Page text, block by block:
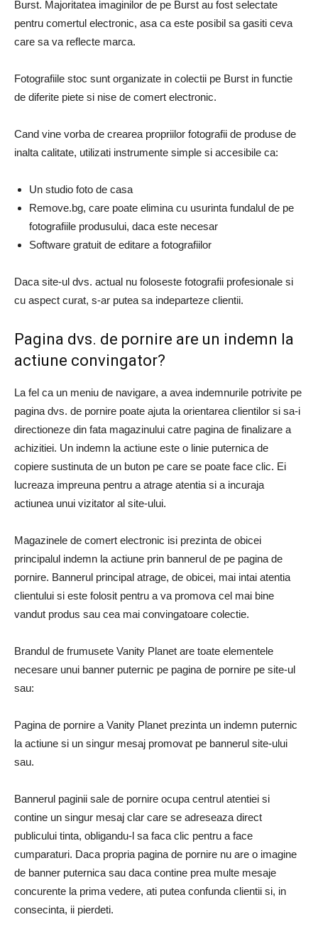
Burst. Majoritatea imaginilor de pe Burst au fost selectate
pentru comertul electronic, asa ca este posibil sa gasiti ceva
care sa va reflecte marca.
Fotografiile stoc sunt organizate in colectii pe Burst in functie
de diferite piete si nise de comert electronic.
Cand vine vorba de crearea propriilor fotografii de produse de
inalta calitate, utilizati instrumente simple si accesibile ca:
Un studio foto de casa
Remove.bg, care poate elimina cu usurinta fundalul de pe
fotografiile produsului, daca este necesar
Software gratuit de editare a fotografiilor
Daca site-ul dvs. actual nu foloseste fotografii profesionale si
cu aspect curat, s-ar putea sa indeparteze clientii.
Pagina dvs. de pornire are un indemn la
actiune convingator?
La fel ca un meniu de navigare, a avea indemnurile potrivite pe
pagina dvs. de pornire poate ajuta la orientarea clientilor si sa-i
directioneze din fata magazinului catre pagina de finalizare a
achizitiei. Un indemn la actiune este o linie puternica de
copiere sustinuta de un buton pe care se poate face clic. Ei
lucreaza impreuna pentru a atrage atentia si a incuraja
actiunea unui vizitator al site-ului.
Magazinele de comert electronic isi prezinta de obicei
principalul indemn la actiune prin bannerul de pe pagina de
pornire. Bannerul principal atrage, de obicei, mai intai atentia
clientului si este folosit pentru a va promova cel mai bine
vandut produs sau cea mai convingatoare colectie.
Brandul de frumusete Vanity Planet are toate elementele
necesare unui banner puternic pe pagina de pornire pe site-ul
sau:
Pagina de pornire a Vanity Planet prezinta un indemn puternic
la actiune si un singur mesaj promovat pe bannerul site-ului
sau.
Bannerul paginii sale de pornire ocupa centrul atentiei si
contine un singur mesaj clar care se adreseaza direct
publicului tinta, obligandu-l sa faca clic pentru a face
cumparaturi. Daca propria pagina de pornire nu are o imagine
de banner puternica sau daca contine prea multe mesaje
concurente la prima vedere, ati putea confunda clientii si, in
consecinta, ii pierdeti.